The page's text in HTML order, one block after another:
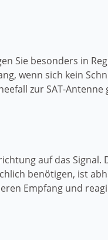
Sie besonders in
wenn sich kein
zur SAT-Antenne
auf das Signal.
benötigen, ist
Empfang und